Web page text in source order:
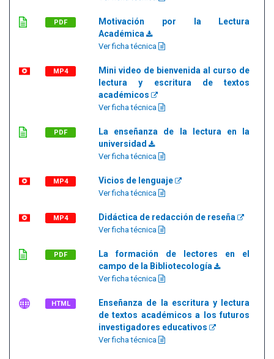
PDF
Motivación por la Lectura
Académica
Ver ficha técnica
MP4
Mini video de bienvenida al curso de
lectura y escritura de textos
académicos
Ver ficha técnica
PDF
La enseñanza de la lectura en la
universidad
Ver ficha técnica
MP4 Vicios de lenguaje
Ver ficha técnica
MP4 Didáctica de redacción de reseña
Ver ficha técnica
PDF
La formación de lectores en el
campo de la Bibliotecología
Ver ficha técnica
HTML
Enseñanza de la escritura y lectura
de textos académicos a los futuros
investigadores educativos
Ver ficha técnica